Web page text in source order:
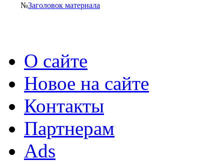
№Заголовок материала
О сайте
Новое на сайте
Контакты
Партнерам
Ads